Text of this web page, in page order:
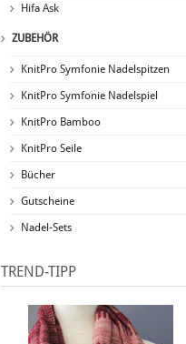
Hifa Ask
ZUBEHÖR
KnitPro Symfonie Nadelspitzen
KnitPro Symfonie Nadelspiel
KnitPro Bamboo
KnitPro Seile
Bücher
Gutscheine
Nadel-Sets
TREND-TIPP